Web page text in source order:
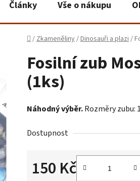
Články Vše o nákupu
Domů
/Zkameněliny/Dinosauři a plazi/
Fosilní zub
(1ks)
Náhodný výběr.Rozměry zubu:
Dostupnost
150 Kč